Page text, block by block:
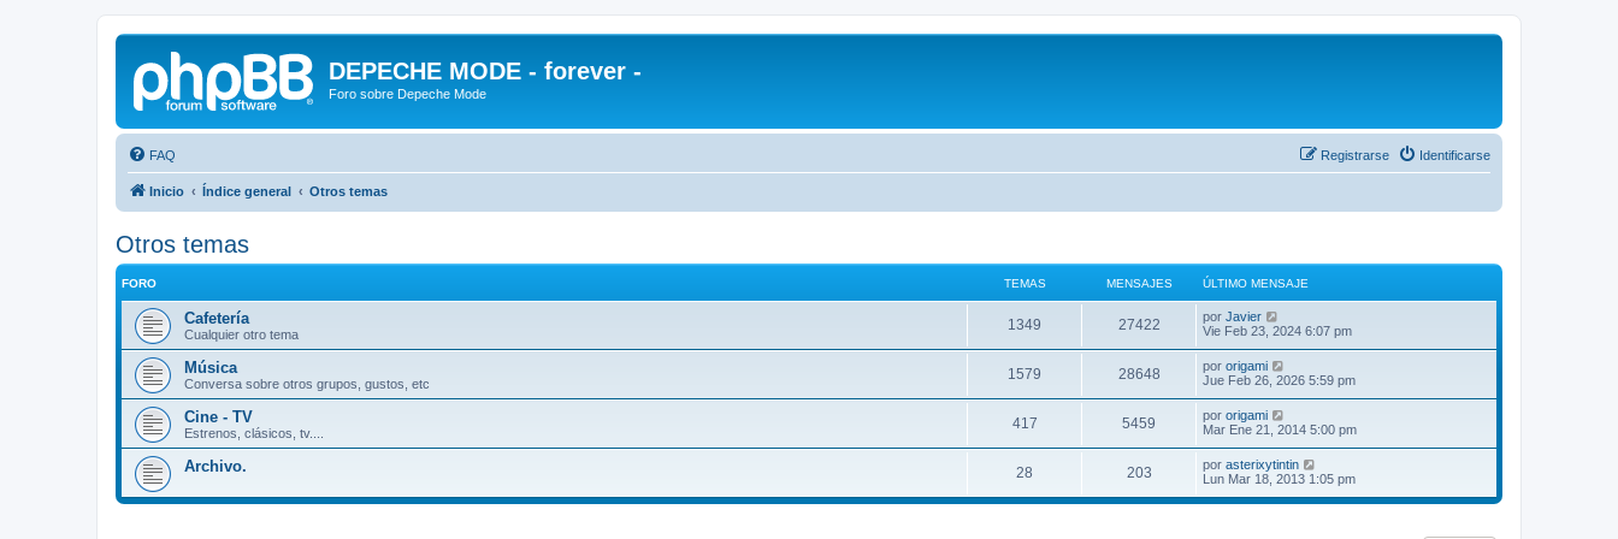
DEPECHE MODE - forever -
Foro sobre Depeche Mode
FAQ Identificarse
Registrarse
Inicio Índice general Otros temas
Otros temas
FORO TEMAS MENSAJES ÚLTIMO MENSAJE
Cafetería
Cualquier otro tema
1349 27422 por Javier
e
ú
l
t
i
m
o
m
e
n
s
a
Vie Feb 23, 2024 6:07 pm
Música
Conversa sobre otros grupos, gustos, etc
1579 28648 por origami
e
l
t
i
m
o
m
e
Jue Feb 26, 2026 5:59 pm
Cine - TV
Estrenos, clásicos, tv....
417 5459 por origami
e
ú
l
t
i
Mar Ene 21, 2014 5:00 pm
Archivo. 28 203 por asterixytintin
e
ú
Lun Mar 18, 2013 1:05 pm